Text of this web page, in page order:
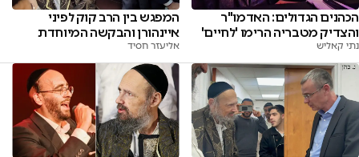
הכהנים הגדולים: האדמו"ר
והצדיק מטבריה הרימו 'לחיים'
נתי קאליש
המפגש בין הרב קוק לפיני
איינהורן והבקשה המיוחדת
אליעזר חסיד